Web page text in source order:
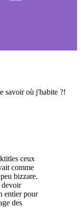
savoir où j'habite ?!
ceux
comme
bizzare.
devoir
entier pour
des